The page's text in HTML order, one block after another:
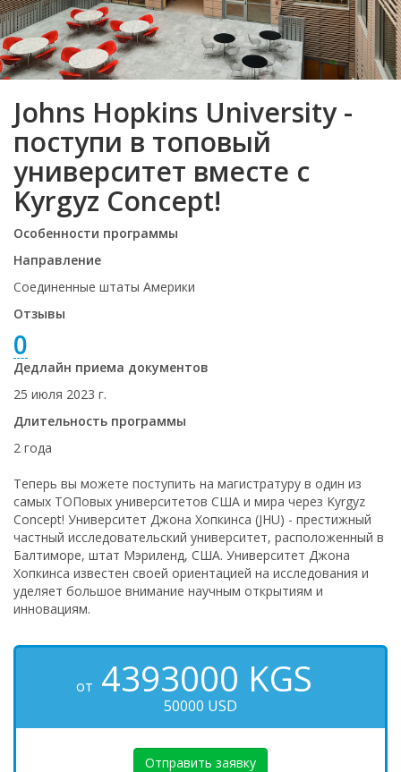
Johns Hopkins University -
поступи в топовый
университет вместе с
Kyrgyz Concept!
Особенности программы
Направление
Соединенные штаты Америки
Отзывы
0
Дедлайн приема документов
25 июля 2023 г.
Длительность программы
2 года
Теперь вы можете поступить на магистратуру в один из
самых ТОПовых университетов США и мира через Kyrgyz
Concept! Университет Джона Хопкинса (JHU) - престижный
частный исследовательский университет, расположенный в
Балтиморе, штат Мэриленд, США. Университет Джона
Хопкинса известен своей ориентацией на исследования и
уделяет большое внимание научным открытиям и
инновациям.
от 4393000 KGS
50000 USD
Отправить заявку